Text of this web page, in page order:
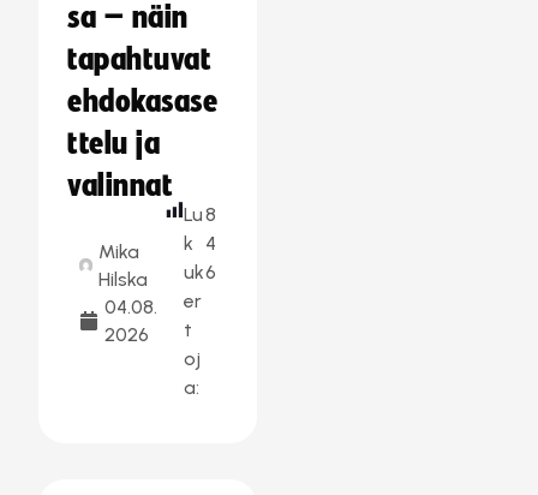
sa – näin
tapahtuvat
ehdokasase
ttelu ja
valinnat
Mika
Hilska
04.08.
2026
Lu
k
uk
er
t
oj
a:
8
4
6